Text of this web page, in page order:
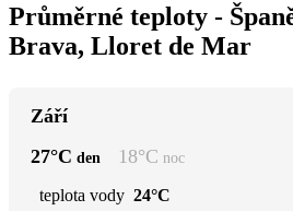
Průměrné teploty -
Brava, Lloret de Mar
Září
27°C den 18°C noc
teplota vody 24°C